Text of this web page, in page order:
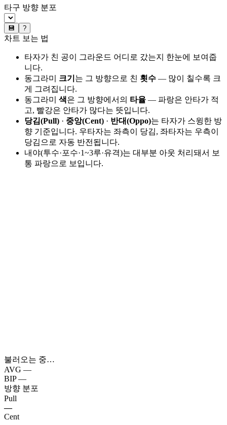
타구 방향 분포
💾 ?
차트 보는 법
타자가 친 공이 그라운드 어디로 갔는지 한눈에 보여줍
니다.
동그라미 크기 는 그 방향으로 친 횟수 — 많이 칠수록 크
게 그려집니다.
동그라미 색은 그 방향에서의 타율 — 파랑은 안타가 적
고, 빨강은 안타가 많다는 뜻입니다.
당김(Pull) · 중앙(Cent) · 반대(Oppo)는 타자가 스윙한 방
향 기준입니다. 우타자는 좌측이 당김, 좌타자는 우측이
당김으로 자동 반전됩니다.
내야(투수·포수·1~3루·유격)는 대부분 아웃 처리돼서 보
통 파랑으로 보입니다.
불러오는 중…
AVG —
BIP —
방향 분포
Pull
—
Cent